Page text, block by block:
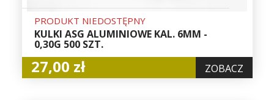
PRODUKT NIEDOSTĘPNY
KULKI ASG ALUMINIOWE KAL. 6MM -
0,30G 500 SZT.
27,00 zł ZOBACZ